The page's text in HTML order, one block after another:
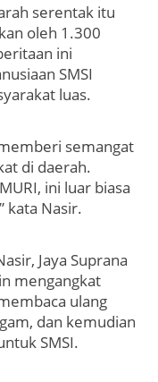
serentak itu
oleh 1.300
ini
SMSI
luas.
semangat
di daerah.
ini luar biasa
kata Nasir.
Jaya Suprana
mengangkat
ulang
dan kemudian
SMSI.